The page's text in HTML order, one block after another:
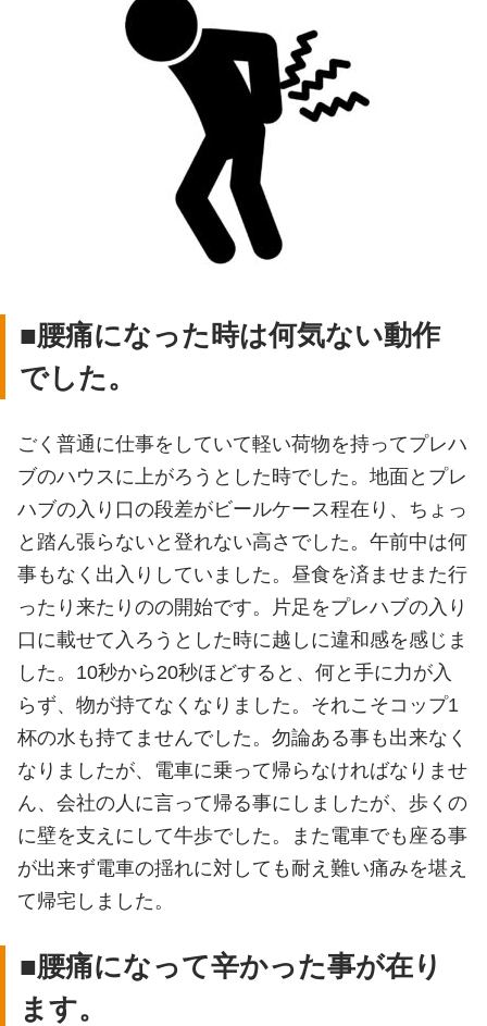
■腰痛になった時は何気ない動作
でした。
ごく普通に仕事をしていて軽い荷物を持ってプレハ
ブのハウスに上がろうとした時でした。地面とプレ
ハブの入り口の段差がビールケース程在り、ちょっ
と踏ん張らないと登れない高さでした。午前中は何
事もなく出入りしていました。昼食を済ませまた行
ったり来たりのの開始です。片足をプレハブの入り
口に載せて入ろうとした時に越しに違和感を感じま
した。10秒から20秒ほどすると、何と手に力が入
らず、物が持てなくなりました。それこそコップ1
杯の水も持てませんでした。勿論ある事も出来なく
なりましたが、電車に乗って帰らなければなりませ
ん、会社の人に言って帰る事にしましたが、歩くの
に壁を支えにして牛歩でした。また電車でも座る事
が出来ず電車の揺れに対しても耐え難い痛みを堪え
て帰宅しました。
■腰痛になって辛かった事が在り
ます。